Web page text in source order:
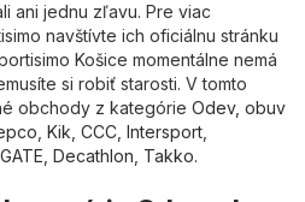
ani jednu zľavu. Pre viac
navštívte ich oficiálnu stránku
Košice momentálne nemá
si robiť starosti. V tomto
obchody z kategórie Odev, obuv
, Kik, CCC, Intersport,
GATE, Decathlon, Takko.